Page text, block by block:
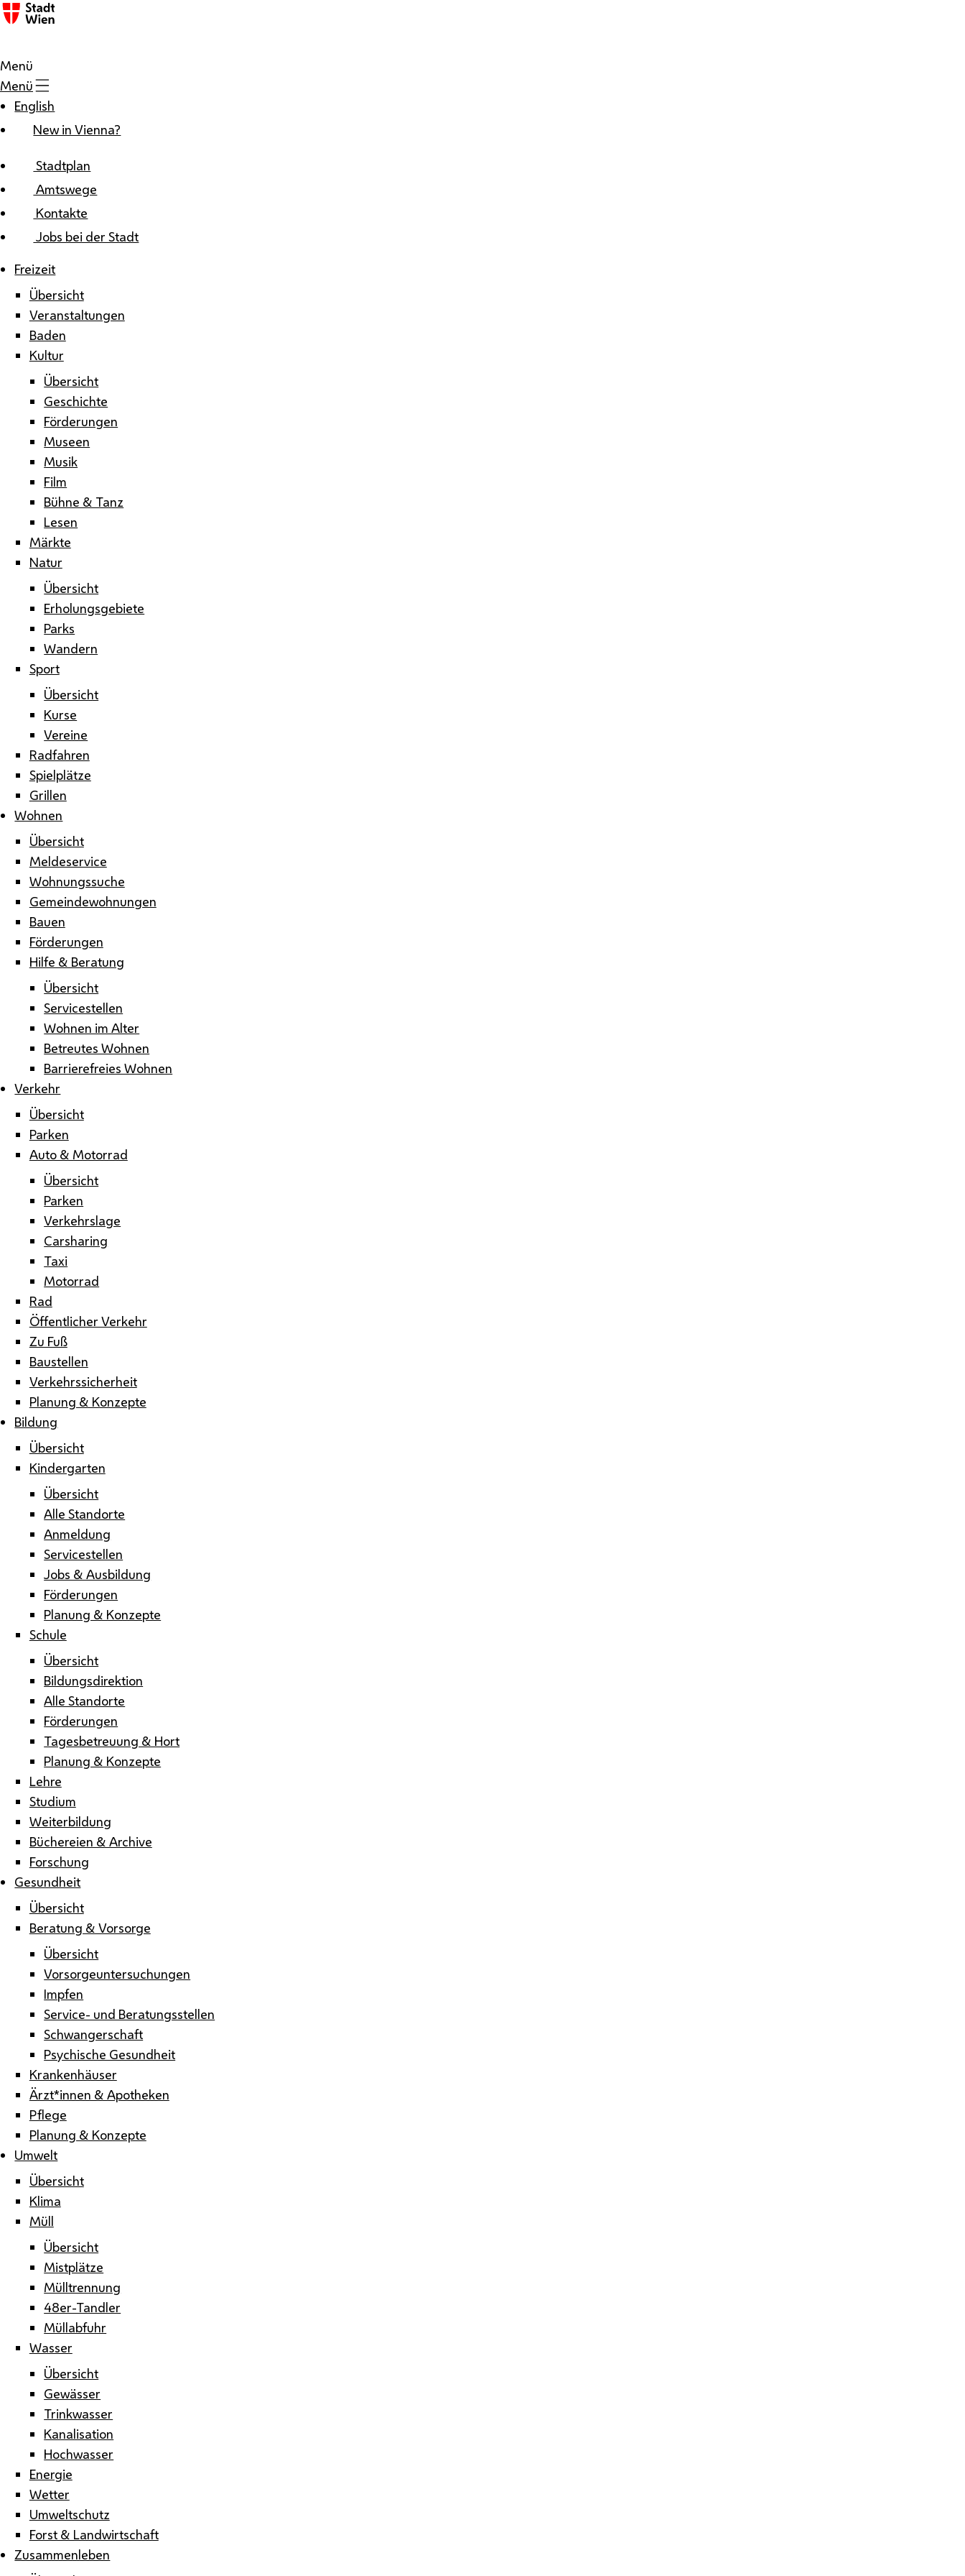
Zum Inhalt
Menü
Menü
English
New in Vienna?
Stadtplan
Amtswege
Kontakte
Jobs bei der Stadt
Freizeit
Übersicht
Veranstaltungen
Baden
Kultur
Übersicht
Geschichte
Förderungen
Museen
Musik
Film
Bühne & Tanz
Lesen
Märkte
Natur
Übersicht
Erholungsgebiete
Parks
Wandern
Sport
Übersicht
Kurse
Vereine
Radfahren
Spielplätze
Grillen
Wohnen
Übersicht
Meldeservice
Wohnungssuche
Gemeindewohnungen
Bauen
Förderungen
Hilfe & Beratung
Übersicht
Servicestellen
Wohnen im Alter
Betreutes Wohnen
Barrierefreies Wohnen
Verkehr
Übersicht
Parken
Auto & Motorrad
Übersicht
Parken
Verkehrslage
Carsharing
Taxi
Motorrad
Rad
Öffentlicher Verkehr
Zu Fuß
Baustellen
Verkehrssicherheit
Planung & Konzepte
Bildung
Übersicht
Kindergarten
Übersicht
Alle Standorte
Anmeldung
Servicestellen
Jobs & Ausbildung
Förderungen
Planung & Konzepte
Schule
Übersicht
Bildungsdirektion
Alle Standorte
Förderungen
Tagesbetreuung & Hort
Planung & Konzepte
Lehre
Studium
Weiterbildung
Büchereien & Archive
Forschung
Gesundheit
Übersicht
Beratung & Vorsorge
Übersicht
Vorsorgeuntersuchungen
Impfen
Service- und Beratungsstellen
Schwangerschaft
Psychische Gesundheit
Krankenhäuser
Ärzt*innen & Apotheken
Pflege
Planung & Konzepte
Umwelt
Übersicht
Klima
Müll
Übersicht
Mistplätze
Mülltrennung
48er-Tandler
Müllabfuhr
Wasser
Übersicht
Gewässer
Trinkwasser
Kanalisation
Hochwasser
Energie
Wetter
Umweltschutz
Forst & Landwirtschaft
Zusammenleben